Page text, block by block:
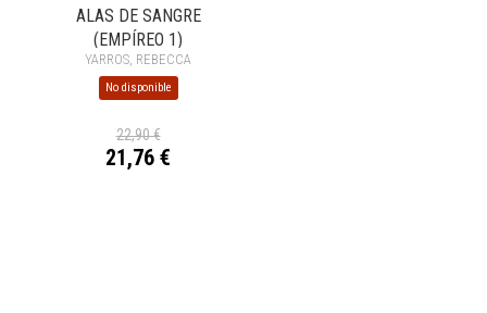
ALAS DE SANGRE
(EMPÍREO 1)
YARROS, REBECCA
No disponible
22,90 €
21,76 €